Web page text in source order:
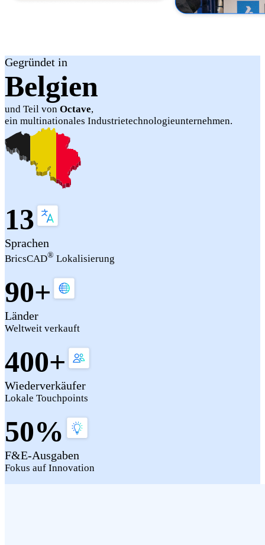
Gegründet in
Belgien
und Teil von Octave,
ein multinationales Industrietechnologieunternehmen.
13
Sprachen
BricsCAD® Lokalisierung
90+
Länder
Weltweit verkauft
400+
Wiederverkäufer
Lokale Touchpoints
50%
F&E-Ausgaben
Fokus auf Innovation